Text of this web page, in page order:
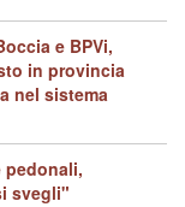
e BPVi,
in provincia
nel sistema
svegli"